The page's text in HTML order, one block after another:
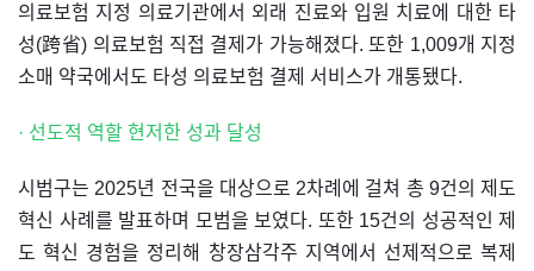
의료보험 지정 의료기관에서 외래 진료와 입원 치료에 대한 타
성(跨省) 의료보험 직접 결제가 가능해졌다. 또한 1,009개 지정
소매 약국에서도 타성 의료보험 결제 서비스가 개통됐다.
· 선도적 역할 현저한 성과 달성
시범구는 2025년 전국을 대상으로 2차례에 걸쳐 총 9건의 제도
혁신 사례를 발표하며 모범을 보였다. 또한 15건의 성공적인 제
도 혁신 경험을 정리해 창장삼각주 지역에서 선제적으로 복제